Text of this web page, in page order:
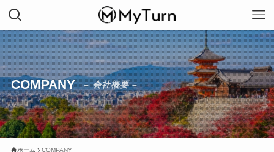
COMPANY – 会社概要 –
ホーム COMPANY